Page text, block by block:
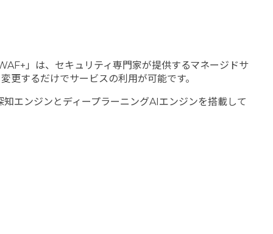
」は、セキュリティ専門家が提供するマネージドサ
するだけでサービスの利用が可能です。
エンジンとディープラーニングAIエンジンを搭載して